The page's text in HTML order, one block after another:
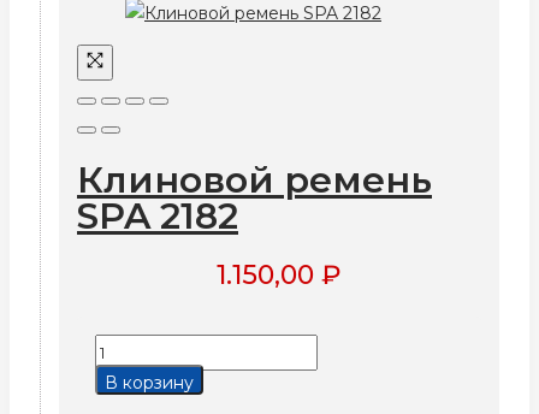
Клиновой ремень
SPA 2182
1.150,00 ₽
Количество
товара
В корзину